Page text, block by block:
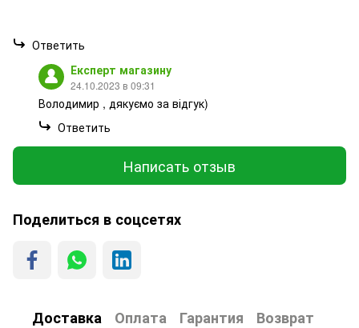
Ответить
Експерт магазину
24.10.2023 в 09:31
Володимир , дякуємо за відгук)
Ответить
Написать отзыв
Поделиться в соцсетях
Доставка Оплата Гарантия Возврат